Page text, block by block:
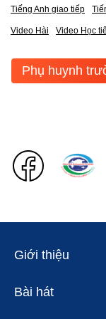
Tiếng Anh giao tiếp
Video Hài Video Học
Phụ huynh
Giới thiệu
Bài hát